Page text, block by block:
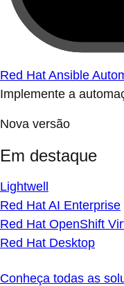
Red Hat Ansible
Implemente a
Nova versão
Em destaque
Lightwell
Red Hat AI Enterprise
Red Hat OpenShift
Red Hat Desktop
Conheça todas as